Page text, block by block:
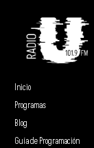
Inicio
Programas
Blog
Guía de Programación